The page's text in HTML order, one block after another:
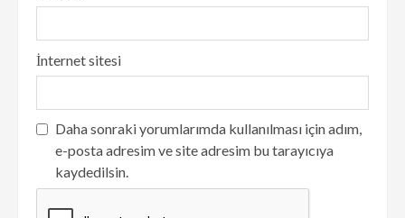
İnternet sitesi
Daha sonraki yorumlarımda kullanılması için adım,
e-posta adresim ve site adresim bu tarayıcıya
kaydedilsin.